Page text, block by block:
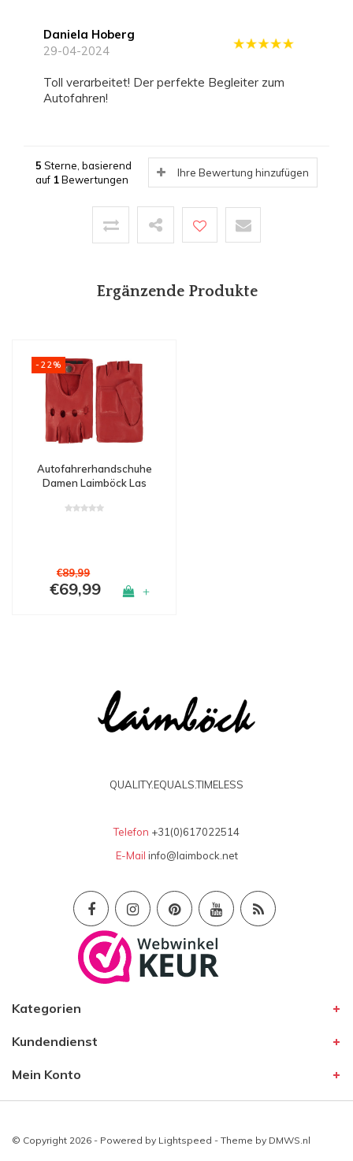
Daniela Hoberg
29-04-2024
Toll verarbeitet! Der perfekte Begleiter zum
Autofahren!
5 Sterne, basierend
auf 1Bewertungen
Ihre Bewertung hinzufügen
Ergänzende Produkte
-22%
Autofahrerhandschuhe
Damen Laimböck Las
€89,99
€69,99 +
QUALITY.EQUALS.TIMELESS
Telefon +31(0)617022514
E-Mail info@laimbock.net
Kategorien
Kundendienst
Mein Konto
© Copyright 2026 - Powered by Lightspeed - Theme by DMWS.nl